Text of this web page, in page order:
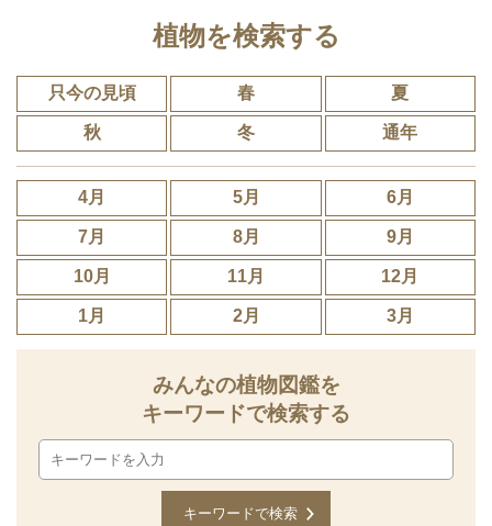
植物を検索する
只今の見頃 春 夏
秋 冬 通年
4月 5月 6月
7月 8月 9月
10月 11月 12月
1月 2月 3月
みんなの植物図鑑を
キーワードで検索する